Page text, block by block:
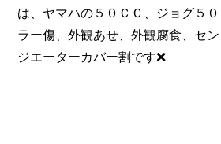
は、ヤマハの５０ＣＣ、ジョグ５
ラー傷、外観あせ、外観腐食、セ
ジエーターカバー割です❌